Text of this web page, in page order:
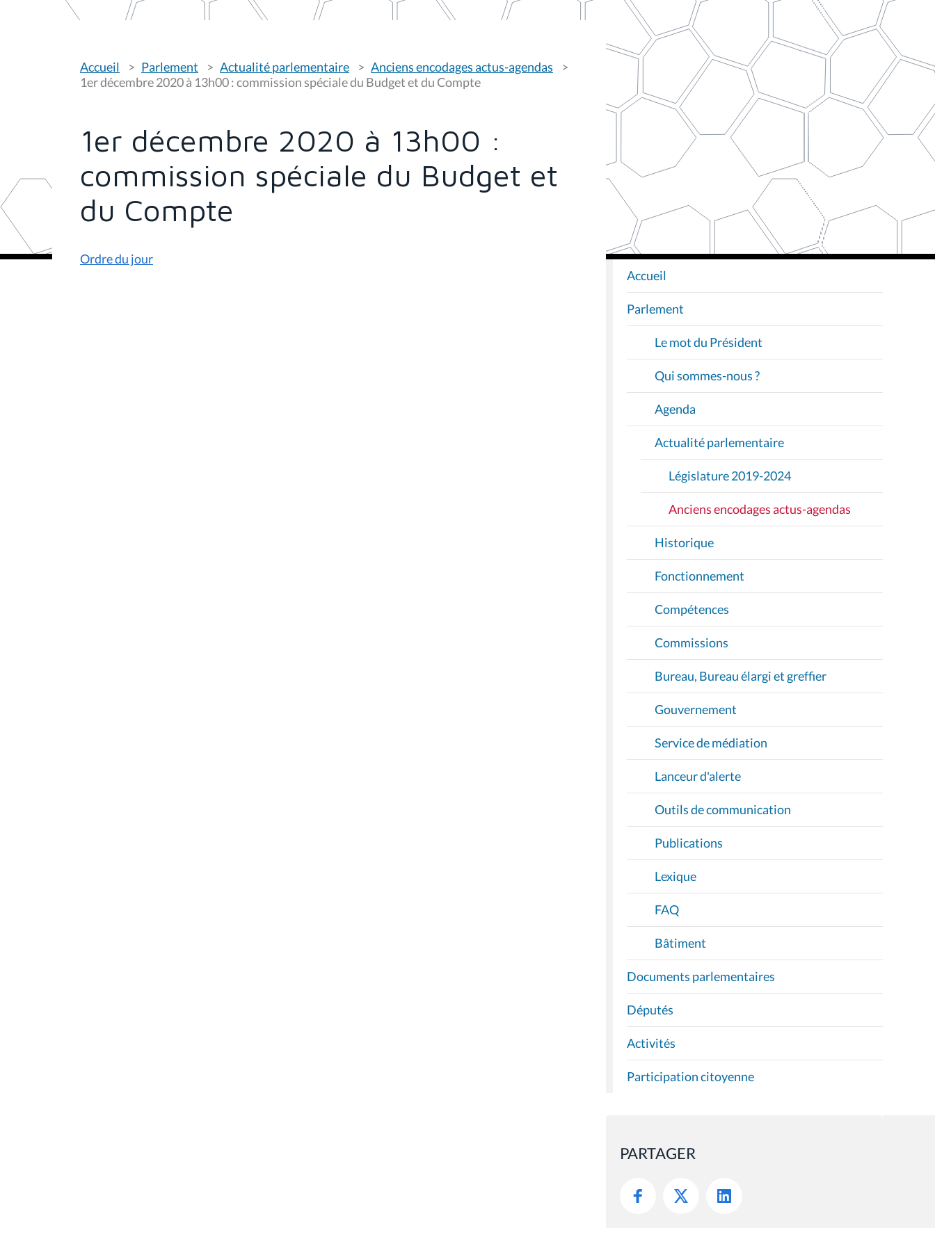
o
u
s
s
Accueil Parlement Actualité parlementaire
Anciens encodages actus-agendas
1er décembre 2020 à 13h00 : commission spéciale du Budget et du Compte
1er décembre 2020 à 13h00 :
commission spéciale du Budget et
du Compte
Ordre du jour
N
A
V
G
T
O
Accueil
Parlement
Le mot du Président
Qui sommes-nous ?
Agenda
Actualité parlementaire
Législature 2019-2024
Anciens encodages actus-agendas
Historique
Fonctionnement
Compétences
Commissions
Bureau, Bureau élargi et greffier
Gouvernement
Service de médiation
Lanceur d'alerte
Outils de communication
Publications
Lexique
FAQ
Bâtiment
Documents parlementaires
Députés
Activités
Participation citoyenne
PARTAGER